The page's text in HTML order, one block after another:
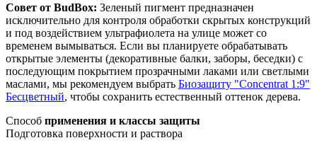
Совет от BudBox: Зеленый пигмент предназначен
исключительно для контроля обработки скрытых конструкций
и под воздействием ультрафиолета на улице может со
временем вымываться. Если вы планируете обрабатывать
открытые элементы (декоративные балки, заборы, беседки) с
последующим покрытием прозрачными лаками или светлыми
маслами, мы рекомендуем выбрать Биозащиту "Concentrat 1:9"
Бесцветный, чтобы сохранить естественный оттенок дерева.
Способ применения и классы защиты
Подготовка поверхности и раствора